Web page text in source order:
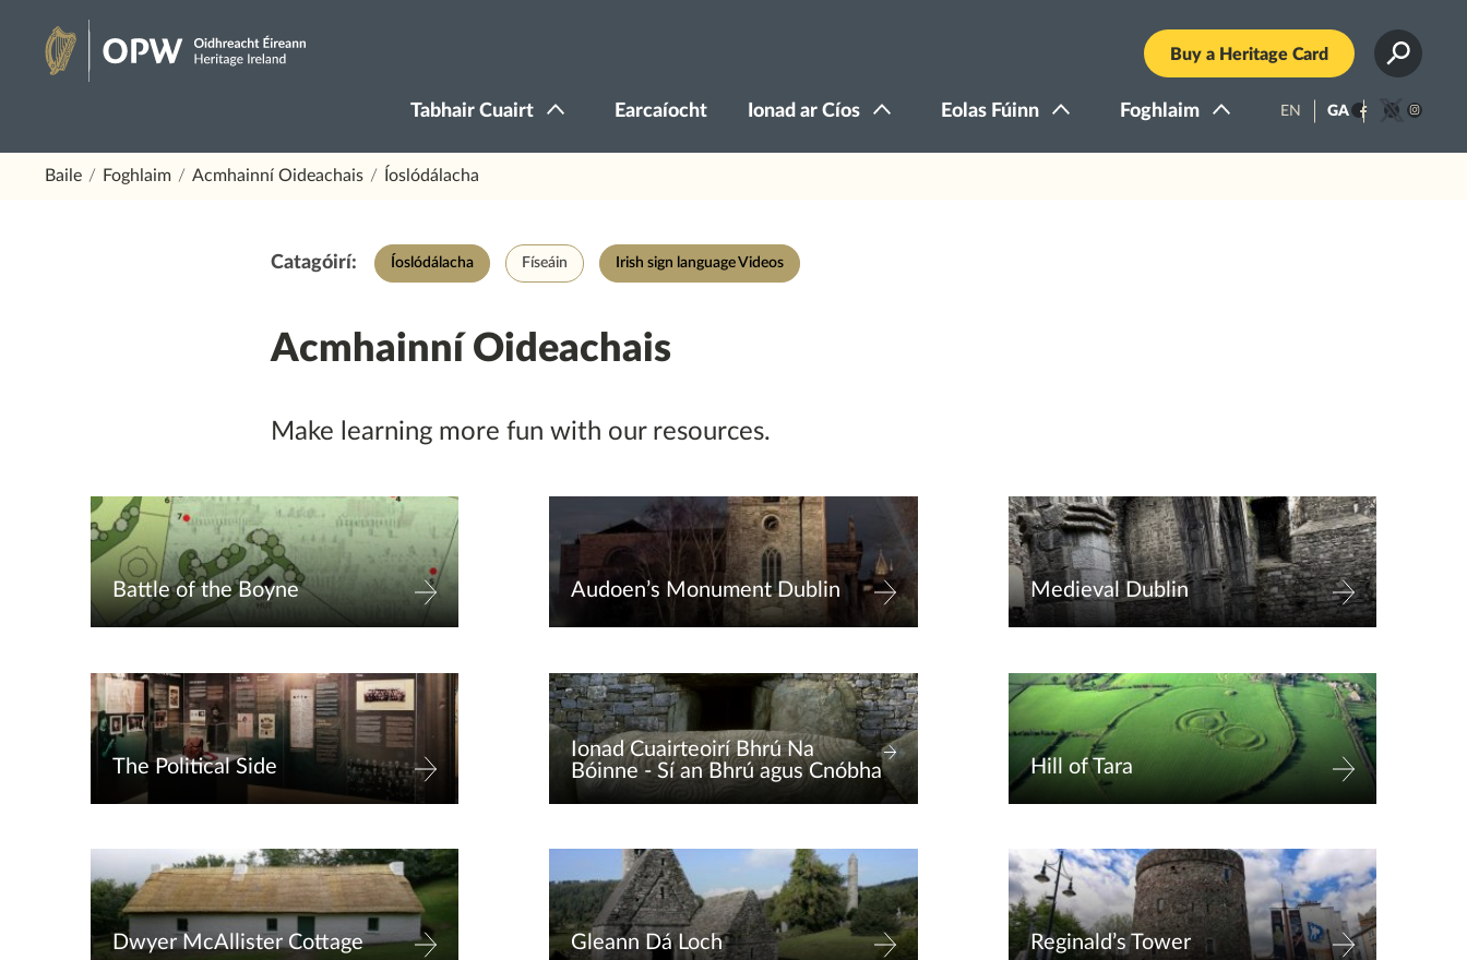
Buy a Heritage Card
Tabhair Cuairt Earcaíocht Ionad ar Cíos Eolas Fúinn Foghlaim EN GAFacebook
Twitter
Baile Foghlaim Acmhainní Oideachais Íoslódálacha
Catagóirí: Íoslódálacha Físeáin Irish sign language Videos
Acmhainní Oideachais
Make learning more fun with our resources.
Battle of the Boyne Audoen’s Monument Dublin Medieval Dublin
The Political Side
Ionad Cuairteoirí Bhrú Na
Bóinne - Sí an Bhrú agus Cnóbha
Hill of Tara
Dwyer McAllister Cottage Gleann Dá Loch Reginald’s Tower